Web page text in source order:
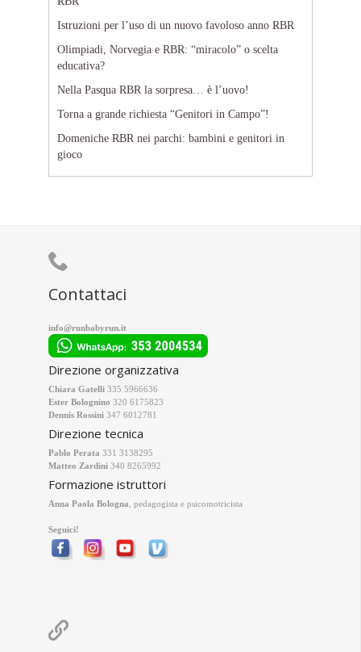
Istruzioni per l’uso di un nuovo favoloso anno RBR
Olimpiadi, Norvegia e RBR: “miracolo” o scelta
educativa?
Nella Pasqua RBR la sorpresa… è l’uovo!
Torna a grande richiesta “Genitori in Campo”!
Domeniche RBR nei parchi: bambini e genitori in
gioco

Contattaci
info@runbabyrun.it
Direzione organizzativa
Chiara Gatelli 335 5966636
Ester Bolognino 320 6175823
Dennis Rossini 347 6012781
Direzione tecnica
Pablo Perata 331 3138295
Matteo Zardini 340 8265992
Formazione istruttori
Anna Paola Bologna , pedagogista e psicomotricista
Seguici!
